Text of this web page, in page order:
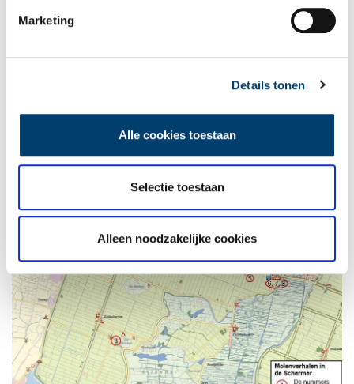
Marketing
Details tonen
Alle cookies toestaan
Selectie toestaan
Alleen noodzakelijke cookies
vrijwilligers slaan de handen ineen en gezamenlijk wordt
bovenmolen G weer nieuw leven ingeblazen.